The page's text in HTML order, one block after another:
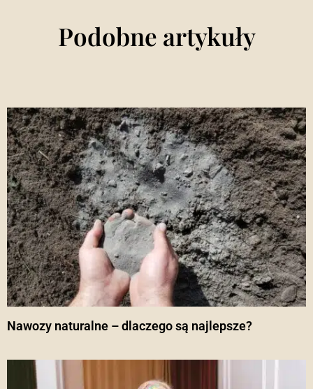
Podobne artykuły
Nawozy naturalne – dlaczego są najlepsze?